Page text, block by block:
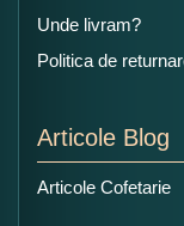
Ce nota
Copiati
Unde livram?
Politica de
Articole Blog
Articole Cofetarie